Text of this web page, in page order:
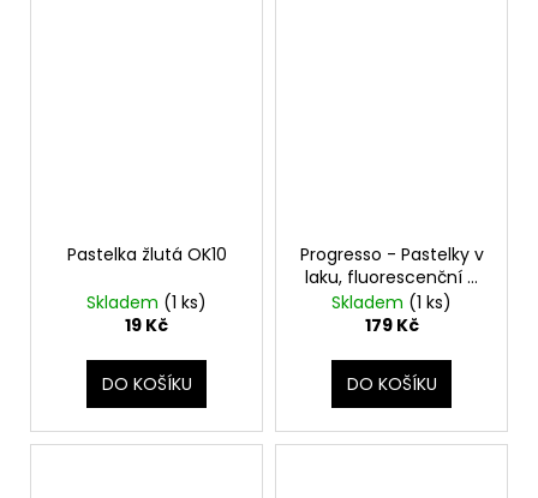
Pastelka žlutá OK10
Skladem (1 ks)
19 Kč
DO KOŠÍKU
Progresso - Pastelky v
laku, fluorescenční 6
ks
Skladem (1 ks)
179 Kč
DO KOŠÍKU